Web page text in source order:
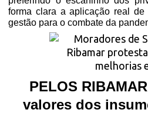
forma clara a aplicação real
gestão para o combate da
PELOS
valores dos